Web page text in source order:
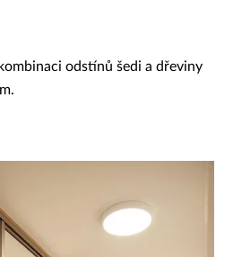
odstínů šedi a dřeviny